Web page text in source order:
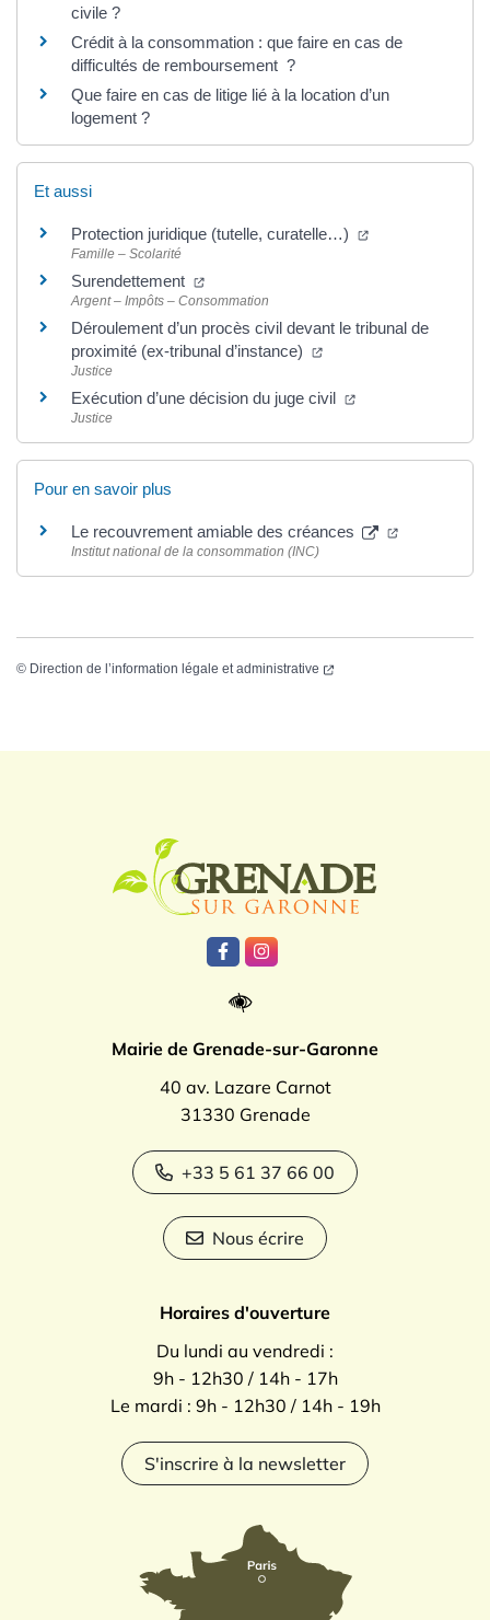
civile ?
Crédit à la consommation : que faire en cas de
difficultés de remboursement ?
Que faire en cas de litige lié à la location d’un
logement ?
Et aussi
Protection juridique (tutelle, curatelle…)
Famille – Scolarité
Surendettement
Argent – Impôts – Consommation
Déroulement d’un procès civil devant le tribunal de
proximité (ex-tribunal d’instance)
Justice
Exécution d’une décision du juge civil
Justice
Pour en savoir plus
Le recouvrement amiable des créances
Institut national de la consommation (INC)
© Direction de l’information légale et administrative
Lien vers le compte Facebook
Lien vers le compte
Mairie de Grenade-sur-Garonne
40 av. Lazare Carnot
31330 Grenade
+33 5 61 37 66 00
Nous écrire
Horaires d'ouverture
Du lundi au vendredi :
9h - 12h30 / 14h - 17h
Le mardi : 9h - 12h30 / 14h - 19h
S'inscrire à la newsletter